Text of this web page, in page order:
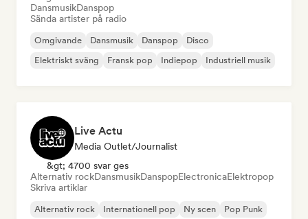
DansmusikDanspop
Sända artister på radio
Omgivande Dansmusik Danspop
Disco
Elektriskt sväng
Fransk pop Indiepop Industriell musik
Live Actu
Media Outlet/Journalist
&gt; 4700 svar ges
Alternativ rockDansmusikDanspopElectronicaElektropop
Skriva artiklar
Alternativ rock Internationell pop Ny scen
Pop Punk